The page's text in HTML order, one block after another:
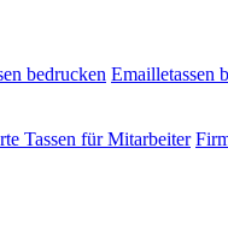
bedrucken Emailletassen
Tassen für Mitarbeiter